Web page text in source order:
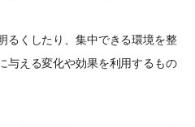
るくしたり、集中できる環境を整
与える変化や効果を利用するもの